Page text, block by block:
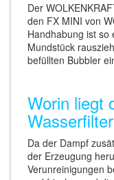
Der
den FX MINI von
Handhabung ist so
Mundstück
befüllten Bubbler
Worin liegt
Da der Dampf
der Erzeugung
Verunreinigungen